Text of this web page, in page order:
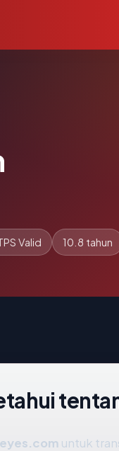
Valid 10.8 tahun
untuk